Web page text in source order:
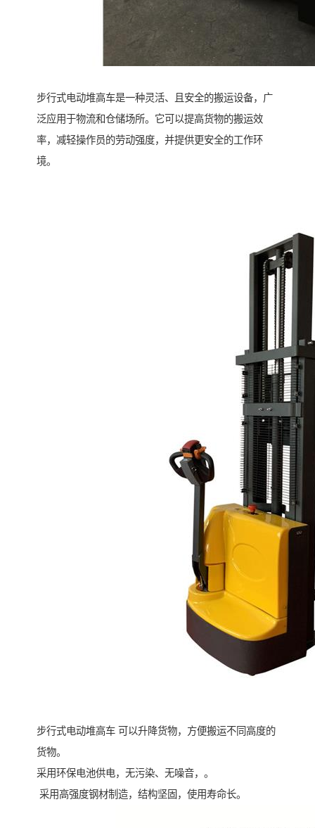
步行式电动堆高车是一种灵活、且安全的搬运设备，广
泛应用于物流和仓储场所。它可以提高货物的搬运效
率，减轻操作员的劳动强度，并提供更安全的工作环
境。
步行式电动堆高车 可以升降货物，方便搬运不同高度的
货物。
采用环保电池供电，无污染、无噪音，。
采用高强度钢材制造，结构坚固，使用寿命长。